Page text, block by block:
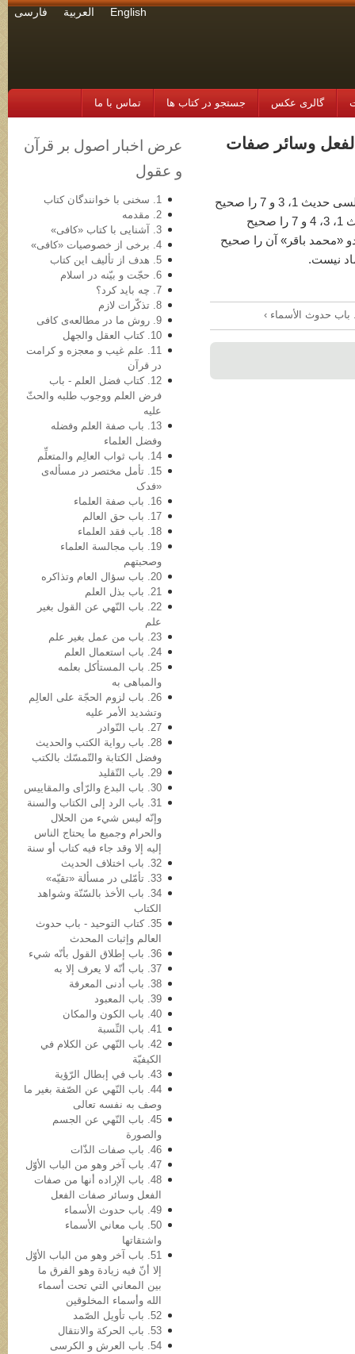
English العربية فارسی
گالری عکس جستجو در کتاب ها تماس با ما
الفعل وسائر صفات
این باب مشتمل بر هفت حدیث است که مجلسی حدیث 1، 3 و 7 را صحیح
و حدیث چهارم را حسن و آقای بهبودی احادیث 1، 3، 4 و 7 را صحیح
«محمد باقر» آن را صحیح
نیست.
عرض اخبار اصول بر قرآن
و عقول
1. سخنی با خوانندگان کتاب
2. مقدمه
3. آشنایی با کتاب «کافی»
4. برخی از خصوصیات «کافی»
5. هدف از تألیف این کتاب
6. حجّت و بیّنه در اسلام
7. چه باید کرد؟
8. تذکّرات لازم
9. روش ما در مطالعه‌ی کافی
10. کتاب العقل والجهل
11. علم غیب و معجزه و کرامت
در قرآن
12. کتاب فضل العلم - باب
فرض العلم ووجوب طلبه والحثّ
علیه
13. باب صفة العلم وفضله
وفضل العلماء
14. باب ثواب العالِم والمتعلِّم
15. تأمل مختصر در مسأله‌ی
«فدک
16. باب صفة العلماء
17. باب حق العالم
18. باب فقد العلماء
19. باب مجالسة العلماء
وصحبتهم
20. باب سؤال العام وتذاکره
21. باب بذل العلم
22. باب النّهي عن القول بغیر
علم
23. باب من عمل بغیر علم
24. باب استعمال العلم
25. باب المستأکل بعلمه
والمباهی به
26. باب لزوم الحجّة علی العالِم
وتشدید الأمر علیه
27. باب النّوادر
28. باب روایة الکتب والحدیث
وفضل الکتابة والتّمسّك بالكتب
29. باب التّقلید
30. باب البدع والرّأی والمقاییس
31. باب الرد إلی الکتاب والسنة
وإنّه لیس شيء من الحلال
والحرام وجمیع ما یحتاج الناس
إلیه إلا وقد جاء فیه کتاب أو سنة
32. باب اختلاف الحدیث
33. تأمّلی در مسألة «تقیّه»
34. باب الأخذ بالسّنّة وشواهد
الکتاب
35. کتاب التوحید - باب حدوث
العالم وإثبات المحدث
36. باب إطلاق القول بأنّه شيء
37. باب أنّه لا یعرف إلا به
38. باب أدنی المعرفة
39. باب المعبود
40. باب الکون والمکان
41. باب النِّسبة
42. باب النّهي عن الکلام في
الکیفیّة
43. باب في‌ إبطال الرّؤیة
44. باب النّهي عن الصّفة بغیر ما
وصف به نفسه تعالی
45. باب النّهي عن الجسم
والصورة
46. باب صفات الذّات
47. باب آخر وهو من الباب الأوّل
48. باب الإراده أنها من صفات
الفعل وسائر صفات الفعل
49. باب حدوث الأسماء
50. باب معاني الأسماء
واشتقاتها
51. باب آخر وهو من الباب الأوّل
إلا أنّ فیه زیادة وهو الفرق ما
بین المعاني التي تحت أسماء
الله وأسماء المخلوقین
52. باب تأویل الصّمد
53. باب الحرکة والانتقال
54. باب العرش و الکرسی